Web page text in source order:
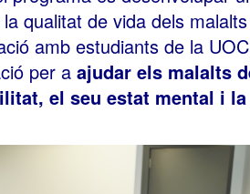
qualitat de vida dels
amb estudiants de la
per a ajudar els malalts
el seu estat mental i